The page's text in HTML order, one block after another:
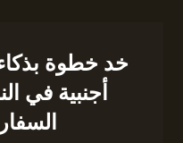
خد خطوة
أجنبية في